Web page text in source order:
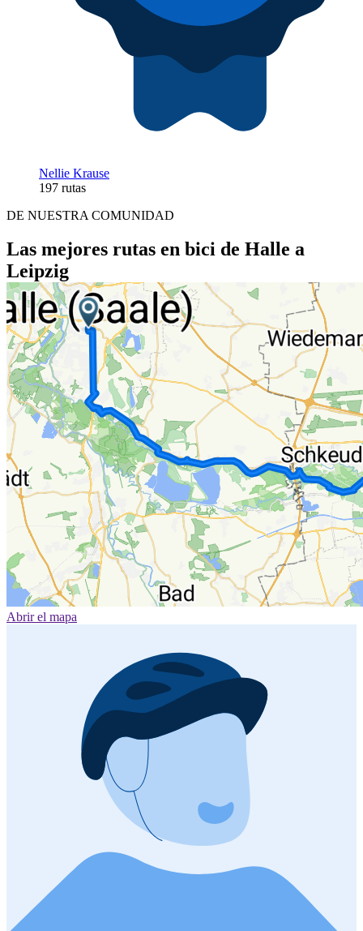
Nellie Krause
197 rutas
DE NUESTRA COMUNIDAD
Las mejores rutas en bici de Halle a
Leipzig
Abrir el mapa